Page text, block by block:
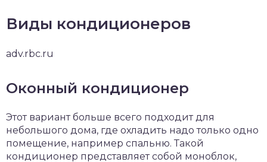
Виды кондиционеров
adv.rbc.ru
Оконный кондиционер
Этот вариант больше всего подходит для
небольшого дома, где охладить надо только одно
помещение, например спальню. Такой
кондиционер представляет собой моноблок,